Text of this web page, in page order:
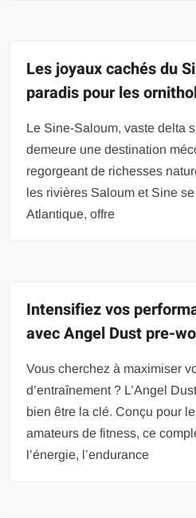
Les joyaux cachés du
paradis pour les
Le Sine-Saloum, vaste delta
demeure une destination
regorgeant de richesses
les rivières Saloum et Sine se
Atlantique, offre
Intensifiez vos
avec Angel Dust pre-
Vous cherchez à maximiser
d’entraînement ? L’Angel
bien être la clé. Conçu pour
amateurs de fitness, ce
l’énergie, l’endurance